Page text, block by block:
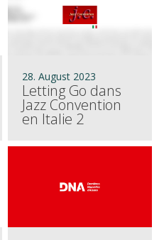
28. August 2023
Letting Go dans
Jazz Convention
en Italie 2